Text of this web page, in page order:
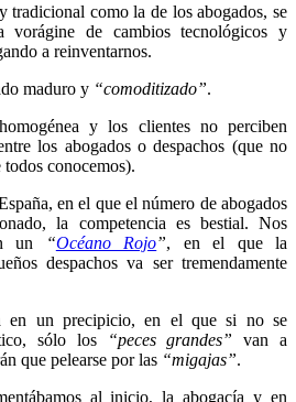
tradicional como la de los abogados, se
vorágine de cambios tecnológicos y
a reinventarnos.
maduro y “comoditizado”.
y los clientes no perciben
los abogados o despachos (que no
todos conocemos).
en el que el número de abogados
la competencia es bestial. Nos
un
“Océano Rojo”, en el que la
despachos va ser tremendamente
en un precipicio, en el que si no se
sólo los
“peces grandes” van a
que pelearse por las “migajas”.
al inicio, la abogacía y en